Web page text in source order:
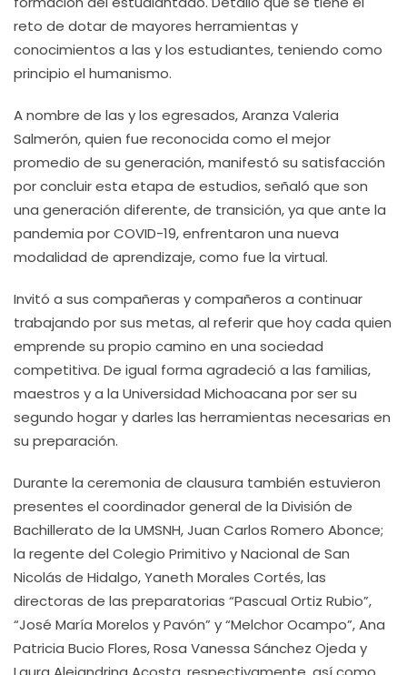
reto de dotar de mayores herramientas y
conocimientos a las y los estudiantes, teniendo como
principio el humanismo.
A nombre de las y los egresados, Aranza Valeria
Salmerón, quien fue reconocida como el mejor
promedio de su generación, manifestó su satisfacción
por concluir esta etapa de estudios, señaló que son
una generación diferente, de transición, ya que ante la
pandemia por COVID-19, enfrentaron una nueva
modalidad de aprendizaje, como fue la virtual.
Invitó a sus compañeras y compañeros a continuar
trabajando por sus metas, al referir que hoy cada quien
emprende su propio camino en una sociedad
competitiva. De igual forma agradeció a las familias,
maestros y a la Universidad Michoacana por ser su
segundo hogar y darles las herramientas necesarias en
su preparación.
Durante la ceremonia de clausura también estuvieron
presentes el coordinador general de la División de
Bachillerato de la UMSNH, Juan Carlos Romero Abonce;
la regente del Colegio Primitivo y Nacional de San
Nicolás de Hidalgo, Yaneth Morales Cortés, las
directoras de las preparatorias “Pascual Ortiz Rubio”,
“José María Morelos y Pavón” y “Melchor Ocampo”, Ana
Patricia Bucio Flores, Rosa Vanessa Sánchez Ojeda y